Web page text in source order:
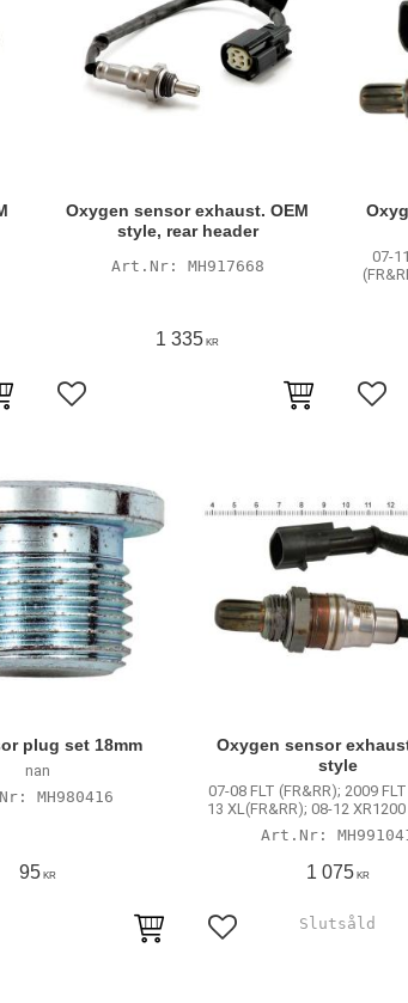
Oxygen sensor exhaust. OEM
style, rear header
MH917668
1 335 KR
Lägg till i favoriter
07-
plug set 18mm
nan
MH980416
95KR
Oxygen sensor
style
07-08 FLT (FR&RR); 2009
13 XL(FR&RR); 08-12
1 075KR
Lägg till i favoriter